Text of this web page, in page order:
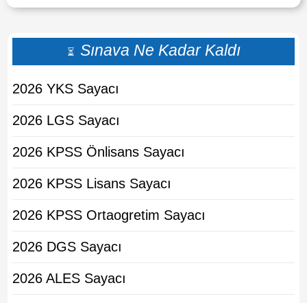
⏳ Sınava Ne Kadar Kaldı
2026 YKS Sayacı
2026 LGS Sayacı
2026 KPSS Önlisans Sayacı
2026 KPSS Lisans Sayacı
2026 KPSS Ortaogretim Sayacı
2026 DGS Sayacı
2026 ALES Sayacı